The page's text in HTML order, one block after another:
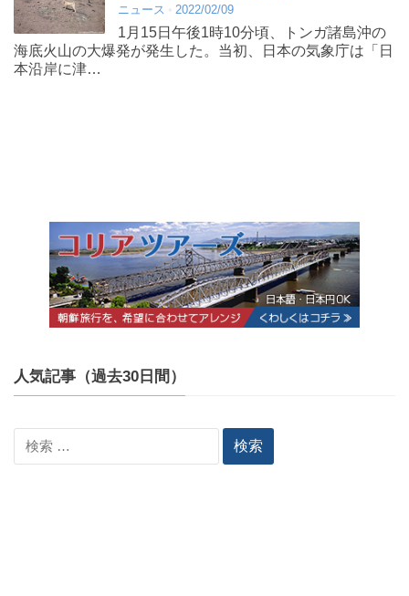
ニュース 2022/02/09
1月15日午後1時10分頃、トンガ諸島沖の
海底火山の大爆発が発生した。当初、日本の気象庁は「日
本沿岸に津…
人気記事（過去30日間）
索: